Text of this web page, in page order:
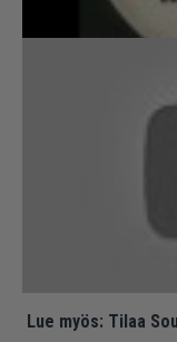
Lue myös: Tilaa